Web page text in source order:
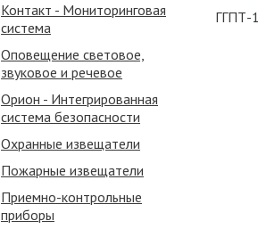
ГГПТ-
Контакт - Мониторинговая
система
Оповещение световое,
звуковое и речевое
Орион - Интегрированная
система безопасности
Охранные извещатели
Пожарные извещатели
Приемно-контрольные
приборы